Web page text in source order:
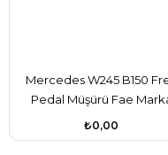
Mercedes W245 B150
Pedal Müşürü Fae
A0015456709
₺0,00